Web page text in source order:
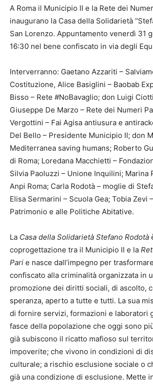
A Roma il Municipio II e la Rete dei
inaugurano la Casa della Solidarietà
San Lorenzo. Appuntamento venerdì 31
16:30 nel bene confiscato in via degli
Interverranno: Gaetano Azzariti –
Costituzione, Alice Basiglini – Baobab
Bisso – Rete #NoBavaglio; don Luigi
Giuseppe De Marzo – Rete dei Numeri
Vergottini – Fai Agisa antiusura e
Del Bello – Presidente Municipio II; don
Mediterranea saving humans; Roberto
di Roma; Loredana Macchietti –
Silvia Paoluzzi – Unione Inquilini; Marina
Anpi Roma; Carla Rodotà – moglie di
Elisa Sermarini – Scuola Gea; Tobia Zevi
Patrimonio e alle Politiche Abitative.
La Casa della Solidarietà Stefano Rodotà
coprogettazione tra il Municipio II e la
Pari e nasce dall’impegno per
confiscato alla criminalità organizzata in
promozione dei diritti sociali, di ascolto,
speranza, aperto a tutte e tutti. La sua
di fornire servizi, formazioni e laboratori
fasce della popolazione che oggi sono
già subiscono il ricatto mafioso sul
impoverite; che vivono in condizioni di
culturale; a rischio esclusione sociale o
già una condizione di esclusione. Mette